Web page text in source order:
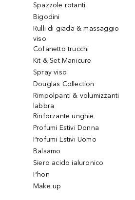
Spazzole rotanti
Bigodini
Rulli di giada & massaggio
viso
Cofanetto trucchi
Kit & Set Manicure
Spray viso
Douglas Collection
Rimpolpanti & volumizzanti
labbra
Rinforzante unghie
Profumi Estivi Donna
Profumi Estivi Uomo
Balsamo
Siero acido ialuronico
Phon
Make up